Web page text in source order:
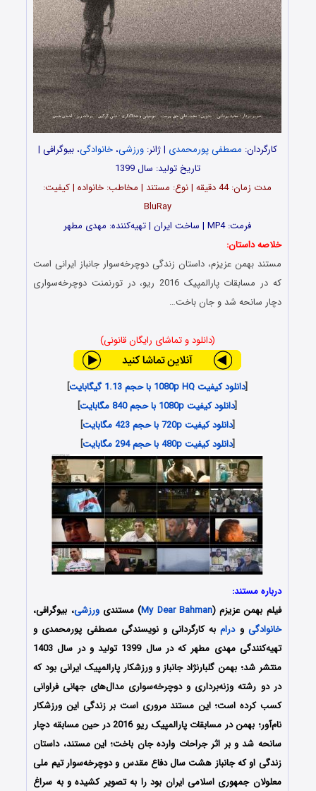
کارگردان: مصطفی پورمحمدی | ژانر:ورزشی،خانوادگی، بیوگرافی |
تاریخ تولید: سال 1399
مدت‌‌ زمان: 44 دقیقه | نوع: مستند | مخاطب: خانواده | کیفیت:
BluRay
فرمت: MP4 | ساخت ایران | تهیه‌کننده: مهدی مطهر
خلاصه داستان:
مستند بهمن عزیزم، داستان زندگی دوچرخه‌سوار جانباز ایرانی است
که در مسابقات پارالمپیک 2016 ریو، در تورنمنت دوچرخه‌سواری
دچار سانحه شد و جان باخت…
(دانلود و تماشای رایگان قانونی)
[دانلود کیفیت 1080p HQ با حجم 1.13 گیگابایت
]
[دانلود کیفیت 1080p با حجم 840 مگابایت
]
[دانلود کیفیت 720p با حجم 423 مگابایت
]
[دانلود کیفیت 480p با حجم 294 مگابایت ]
درباره مستند:
فیلم بهمن عزیزم (My Dear Bahman) مستندیورزشی، بیوگرافی،
خانوادگی ودرامبه کارگردانی و نویسندگی مصطفی پورمحمدی و
تهیه‌کنندگی مهدی مطهر که در سال 1399 تولید و در سال 1403
منتشر شد؛ بهمن گلبارنژاد جانباز و ورزشکار پارالمپیک ایرانی بود که
در دو رشته وزنه‌برداری و دوچرخه‌سواری مدال‌های جهانی فراوانی
کسب کرده است؛ این مستند مروری است بر زندگی این ورزشکار
نام‌آور؛ بهمن در مسابقات پارالمپیک ریو 2016 در حین مسابقه دچار
سانحه شد و بر اثر جراحات وارده جان باخت؛ این مستند، داستان
زندگی او که جانباز هشت سال دفاع مقدس و دوچرخه‌سوار تیم ملی
معلولان جمهوری اسلامی ایران بود را به تصویر کشیده و به سراغ